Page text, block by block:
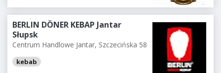
BERLIN DÖNER KEBAP Jantar
Słupsk
Centrum Handlowe Jantar, Szczecińska 58
kebab